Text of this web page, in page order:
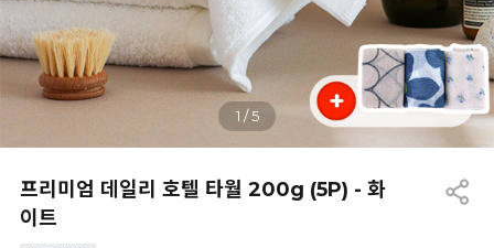
1 /5
프리미엄 데일리 호텔 타월 200g (5P) - 화
이트